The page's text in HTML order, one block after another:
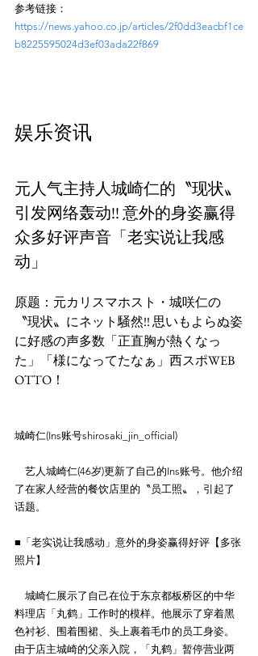
参考链接：
https://news.yahoo.co.jp/articles/2f0dd3eacbf1ce
b8225595024d3ef03ada22f869
娱乐资讯
元人气主持人城崎仁的〝现状〟
引发网络轰动!! 意外的身姿赢得
众多好评声音「老实说让我感
动」
原题：元カリスマホスト・城咲仁の
〝現状〟にネット騒然!! 思いもよらぬ姿
に好感の声多数「正直胸が熱くなっ
た」「様になってたなぁ」西スポWEB
OTTO！
城崎仁(Ins账号shirosaki_jin_official)
艺人城崎仁(46岁)更新了自己的Ins账号。他介绍
了在家人经营的餐饮店里的〝员工照〟，引起了
话题。
■「老实说让我感动」意外的身姿赢得好评【多张
照片】
城崎仁展示了自己在位于东京都板桥区的中华
料理店「丸鹤」工作时的模样。他展示了穿着黑
色衬衫、围着围裙、头上裹着毛巾的员工身姿。
由于店主城崎的父亲入院，「丸鹤」暂停营业两